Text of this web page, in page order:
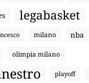
legabasket
milano nba
olimpia milano
playoff